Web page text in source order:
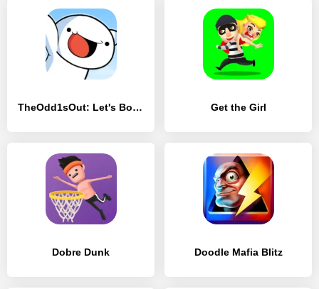
TheOdd1sOut: Let's Bounce Get the Girl
Dobre Dunk Doodle Mafia Blitz